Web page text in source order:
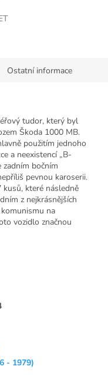
Ostatní informace
tudor, který byl
Škoda 1000 MB.
použitím jednoho
a neexistencí „B-
zadním bočním
pevnou karoserii.
které následně
z nejkrásnějších
na
vozidlo značnou
- 1979)